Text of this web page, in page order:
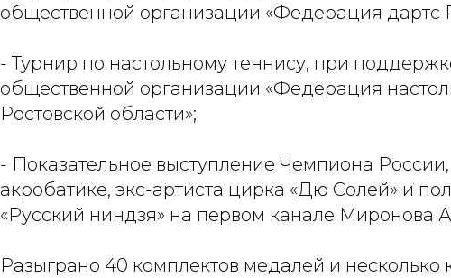
общественной организации «Федерация дартс
- Турнир по настольному теннису, при
общественной организации «Федерация
Ростовской области»;
- Показательное выступление Чемпиона
акробатике, экс-артиста цирка «Дю Солей» и
«Русский ниндзя» на первом канале Миронова
Разыграно 40 комплектов медалей и несколько